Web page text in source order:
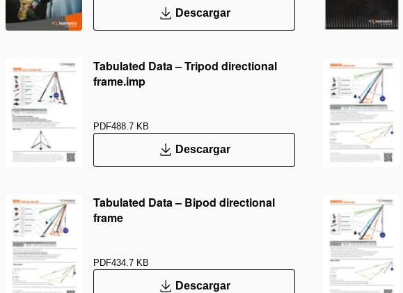
Descargar
Tabulated Data – Tripod directional
frame.imp
PDF488.7 KB
Descargar
Tabulated Data – Bipod directional
frame
PDF434.7 KB
Descargar